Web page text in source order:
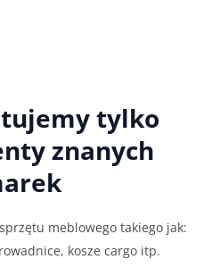
tylko
znanych
meblowego takiego jak:
kosze cargo itp.